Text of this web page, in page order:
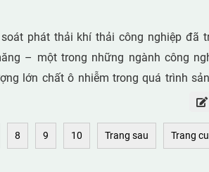
phát thải khí thải công nghiệp đã
– một trong những ngành công
lớn chất ô nhiễm trong quá trình sản
phần phát thải đáng chú ý do có khả
8 9 10 Trang sau Trang